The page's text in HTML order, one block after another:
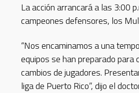
La acción arrancará a las 3:00
campeones defensores, los
“Nos encaminamos a una
equipos se han preparado
cambios de jugadores.
liga de Puerto Rico”, dijo el